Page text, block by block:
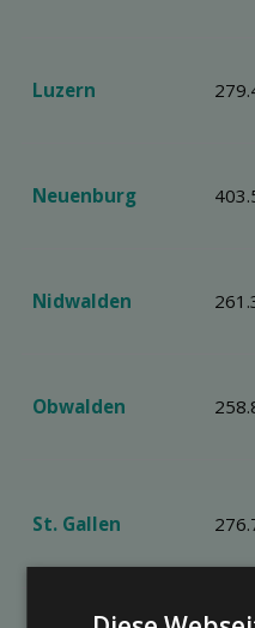
Luzern
Neuenburg
Nidwalden
Obwalden
St. Gallen